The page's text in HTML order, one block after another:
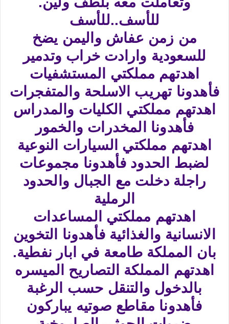
للأسف..للأسف
من زمن عفاش واليمن يضخ
للسعودية وارادت خراب وتدمير
اهدتهم مملكتي المستشفيات
فأهدونا تهريب الاسلحة والمتفجرات
اهدتهم مملكتي الكليات والمدراس
فأهدونا المخدرات والخمور
اهدتهم مملكتي السيارات النوعية
لضبط الحدود فأهدونا مجموعات
راجلة دخلت مع الجبال والحدود
الرملية
اهدتهم مملكتي المساعدات
الانسانية والغذائية فأهدونا التخوين
بان المملكة طامعة في ابار نفطية.
اهدتهم المملكة التصاريح الميسره
بالدخول والتنقل حسب الرغبة
فأهدونا مقاطع صوتيه يباركون